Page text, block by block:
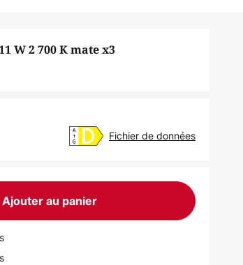
W 2 700 K mate x3
Fichier de données
Ajouter au panier